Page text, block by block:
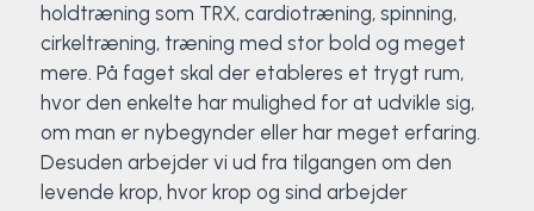
holdtræning som TRX, cardiotræning, spinning,
cirkeltræning, træning med stor bold og meget
mere. På faget skal der etableres et trygt rum,
hvor den enkelte har mulighed for at udvikle sig,
om man er nybegynder eller har meget erfaring.
Desuden arbejder vi ud fra tilgangen om den
levende krop, hvor krop og sind arbejder